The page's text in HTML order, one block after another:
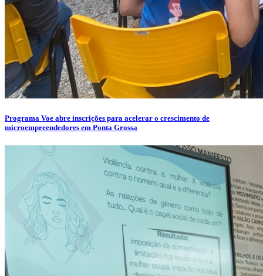
Programa Voe abre inscrições para acelerar o crescimento de
microempreendedores em Ponta Grossa